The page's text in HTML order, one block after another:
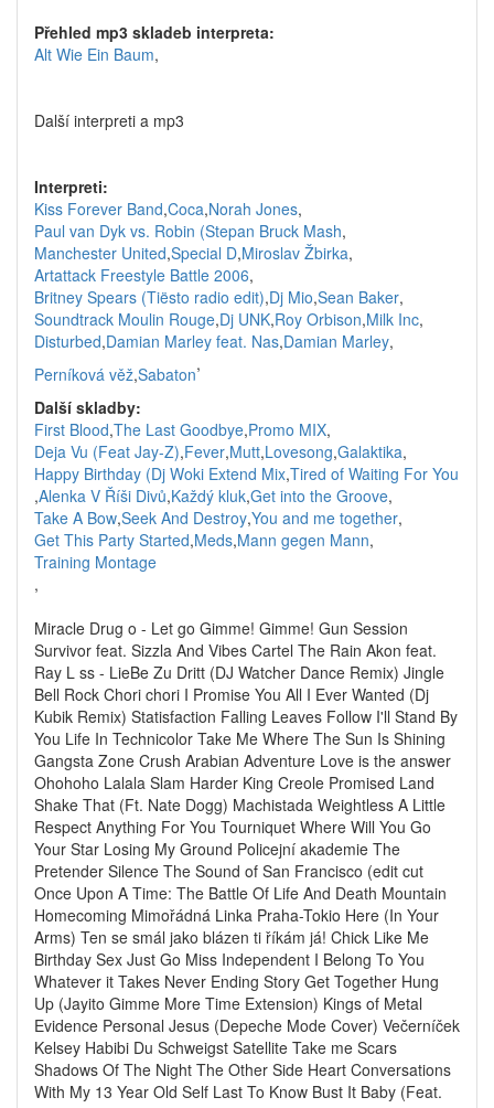
Přehled mp3 skladeb interpreta:
Alt Wie Ein Baum,
Další interpreti a mp3
Interpreti:
Kiss Forever Band,Coca,Norah Jones,
Paul van Dyk vs. Robin (Stepan Bruck Mash,
Manchester United,Special D,Miroslav Žbirka,
Artattack Freestyle Battle 2006,
Britney Spears (Tiësto radio edit),Dj Mio,Sean Baker,
Soundtrack Moulin Rouge,Dj UNK,Roy Orbison,Milk Inc,
Disturbed,Damian Marley feat. Nas,Damian Marley,
Perníková věž,Sabaton,
Další skladby:
First Blood,The Last Goodbye,Promo MIX,
Deja Vu (Feat Jay-Z),Fever,Mutt,Lovesong,Galaktika,
Happy Birthday (Dj Woki Extend Mix,Tired of Waiting For You
,Alenka V Říši Divů,Každý kluk,Get into the Groove,
Take A Bow,Seek And Destroy,You and me together,
Get This Party Started,Meds,Mann gegen Mann,
Training Montage
,
Miracle Drug o - Let go Gimme! Gimme! Gun Session
Survivor feat. Sizzla And Vibes Cartel The Rain Akon feat.
Ray L ss - LieBe Zu Dritt (DJ Watcher Dance Remix) Jingle
Bell Rock Chori chori I Promise You All I Ever Wanted (Dj
Kubik Remix) Statisfaction Falling Leaves Follow I'll Stand By
You Life In Technicolor Take Me Where The Sun Is Shining
Gangsta Zone Crush Arabian Adventure Love is the answer
Ohohoho Lalala Slam Harder King Creole Promised Land
Shake That (Ft. Nate Dogg) Machistada Weightless A Little
Respect Anything For You Tourniquet Where Will You Go
Your Star Losing My Ground Policejní akademie The
Pretender Silence The Sound of San Francisco (edit cut
Once Upon A Time: The Battle Of Life And Death Mountain
Homecoming Mimořádná Linka Praha-Tokio Here (In Your
Arms) Ten se smál jako blázen ti říkám já! Chick Like Me
Birthday Sex Just Go Miss Independent I Belong To You
Whatever it Takes Never Ending Story Get Together Hung
Up (Jayito Gimme More Time Extension) Kings of Metal
Evidence Personal Jesus (Depeche Mode Cover) Večerníček
Kelsey Habibi Du Schweigst Satellite Take me Scars
Shadows Of The Night The Other Side Heart Conversations
With My 13 Year Old Self Last To Know Bust It Baby (Feat.